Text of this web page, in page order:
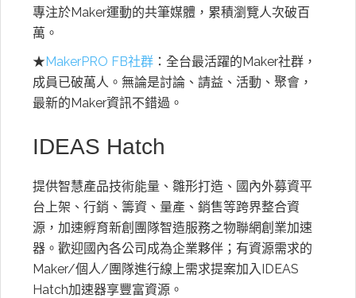
專注於Maker運動的共筆媒體，累積瀏覽人次破百
萬。
★MakerPRO FB社群 ：全台最活躍的Maker社群，
成員已破萬人。無論是討論、請益、活動、聚會，
最新的Maker資訊不錯過。
IDEAS Hatch
提供智慧產品技術能量、雛形打造、國內外募資平
台上架、行銷、籌資、量產、銷售等跨界整合資
源，加速孵育新創團隊智造服務之物聯網創業加速
器。歡迎國內各公司成為企業夥伴；有資源需求的
Maker/個人/團隊進行線上需求提案加入 IDEAS
Hatch加速器享豐富資源。